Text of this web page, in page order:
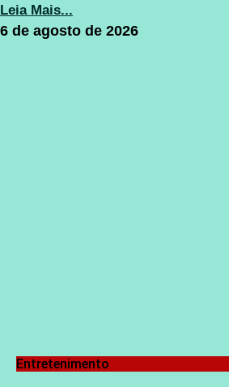
Leia Mais...
6 de agosto de 2026
Entretenimento